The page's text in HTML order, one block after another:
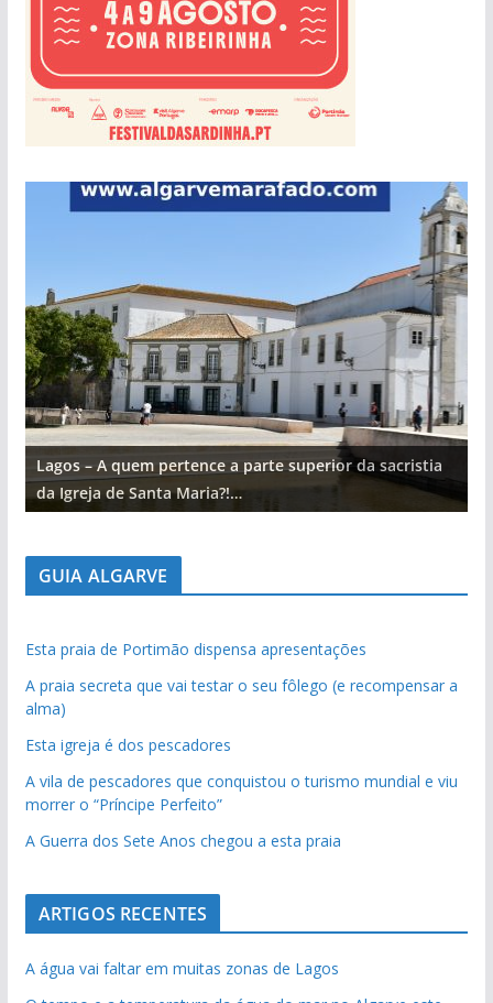
Lagos – A quem pertence a parte superior da sacristia
da Igreja de Santa Maria?!…
GUIA ALGARVE
Esta praia de Portimão dispensa apresentações
A praia secreta que vai testar o seu fôlego (e recompensar a
alma)
Esta igreja é dos pescadores
A vila de pescadores que conquistou o turismo mundial e viu
morrer o “Príncipe Perfeito”
A Guerra dos Sete Anos chegou a esta praia
ARTIGOS RECENTES
A água vai faltar em muitas zonas de Lagos